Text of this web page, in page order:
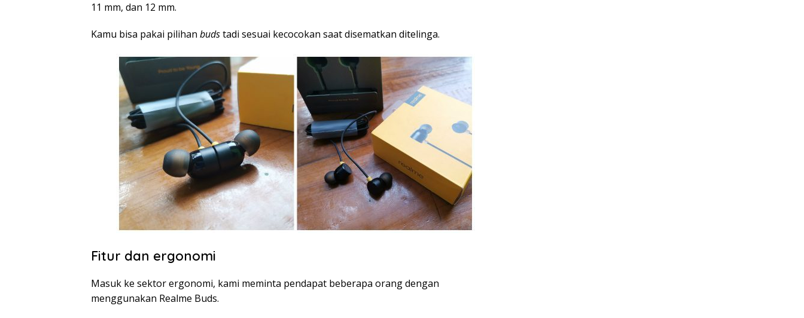
11 mm, dan 12 mm.
Kamu bisa pakai pilihan budstadi sesuai kecocokan saat disematkan ditelinga.
Fitur dan ergonomi
Masuk ke sektor ergonomi, kami meminta pendapat beberapa orang dengan
menggunakan Realme Buds.